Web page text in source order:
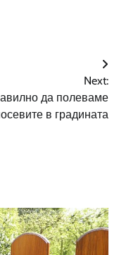
Next:
да полеваме
в градината